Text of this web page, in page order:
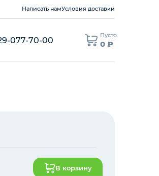
Написать намУсловия доставки
077-70-00
Пусто
0 ₽
В корзину